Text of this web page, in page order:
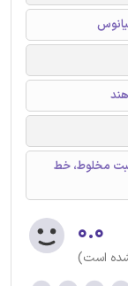
مخلوط، خط
۰.۰
است)